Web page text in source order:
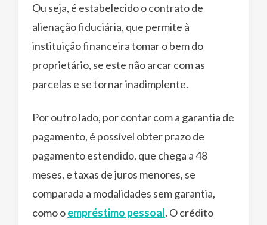
Ou seja, é estabelecido o contrato de
alienação fiduciária, que permite à
instituição financeira tomar o bem do
proprietário, se este não arcar com as
parcelas e se tornar inadimplente.
Por outro lado, por contar com a garantia de
pagamento, é possível obter prazo de
pagamento estendido, que chega a 48
meses, e taxas de juros menores, se
comparada a modalidades sem garantia,
como oempréstimo pessoal. O crédito